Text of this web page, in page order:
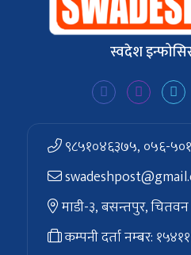
स्वदेश
९८५१०४६३७५, ०५६-
माडी-३, बसन्तपुर, चितवन
कम्पनी दर्ता नम्बर: